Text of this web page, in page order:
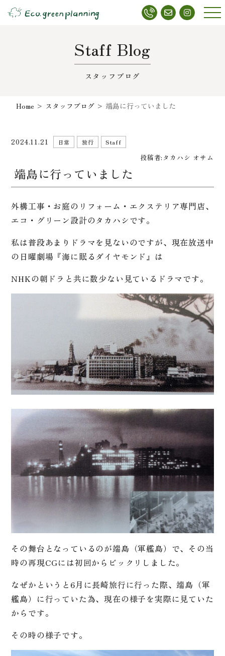
メニ
Staff Blog
スタッフブログ
Home > スタッフブログ > 端島に行っていました
2024.11.21 日常 旅行 Staff
投稿者: タカハシ オサム
端島に行っていました
外構工事・お庭のリフォーム・エクステリア専門店、
エコ・グリーン設計のタカハシです。
私は普段あまりドラマを見ないのですが、現在放送中
の日曜劇場『海に眠るダイヤモンド』は
NHKの朝ドラと共に数少ない見ているドラマです。
その舞台となっているのが端島（軍艦島）で、その当
時の再現CGには初回からビックリしました。
なぜかというと6月に長崎旅行に行った際、端島（軍
艦島）に行っていた為、現在の様子を実際に見ていた
からです。
その時の様子です。